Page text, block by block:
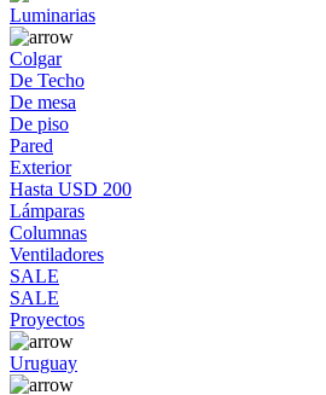
Luminarias
Colgar
De Techo
De mesa
De piso
Pared
Exterior
Hasta USD 200
Lámparas
Columnas
Ventiladores
SALE
SALE
Proyectos
Uruguay